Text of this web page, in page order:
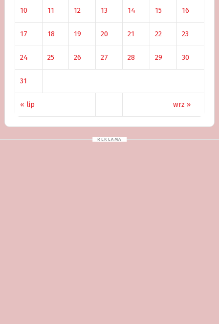
« lip wrz »
10 11 12 13 14 15 16
17 18 19 20 21 22 23
24 25 26 27 28 29 30
31